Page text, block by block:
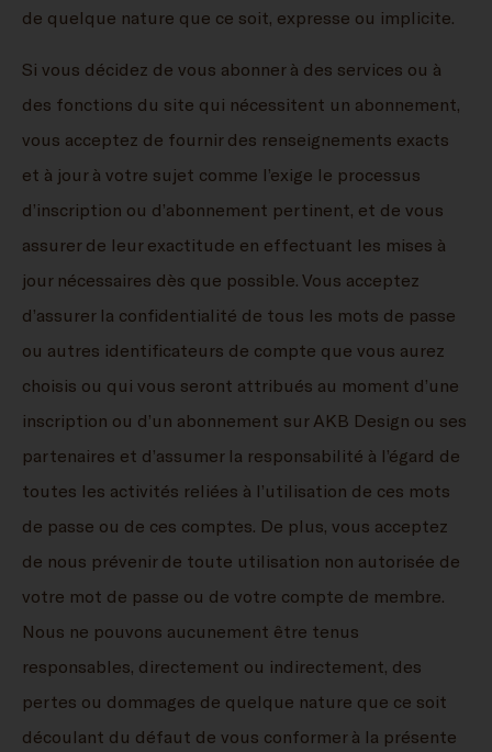
de quelque nature que ce soit, expresse ou implicite.
Si vous décidez de vous abonner à des services ou à
des fonctions du site qui nécessitent un abonnement,
vous acceptez de fournir des renseignements exacts
et à jour à votre sujet comme l’exige le processus
d’inscription ou d’abonnement pertinent, et de vous
assurer de leur exactitude en effectuant les mises à
jour nécessaires dès que possible. Vous acceptez
d’assurer la confidentialité de tous les mots de passe
ou autres identificateurs de compte que vous aurez
choisis ou qui vous seront attribués au moment d’une
inscription ou d’un abonnement sur AKB Design ou ses
partenaires et d’assumer la responsabilité à l’égard de
toutes les activités reliées à l’utilisation de ces mots
de passe ou de ces comptes. De plus, vous acceptez
de nous prévenir de toute utilisation non autorisée de
votre mot de passe ou de votre compte de membre.
Nous ne pouvons aucunement être tenus
responsables, directement ou indirectement, des
pertes ou dommages de quelque nature que ce soit
découlant du défaut de vous conformer à la présente